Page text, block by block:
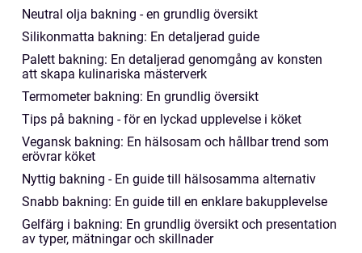
Neutral olja bakning - en grundlig översikt
Silikonmatta bakning: En detaljerad guide
Palett bakning: En detaljerad genomgång av konsten
att skapa kulinariska mästerverk
Termometer bakning: En grundlig översikt
Tips på bakning - för en lyckad upplevelse i köket
Vegansk bakning: En hälsosam och hållbar trend som
erövrar köket
Nyttig bakning - En guide till hälsosamma alternativ
Snabb bakning: En guide till en enklare bakupplevelse
Gelfärg i bakning: En grundlig översikt och presentation
av typer, mätningar och skillnader